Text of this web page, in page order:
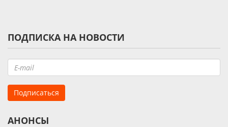
ПОДПИСКА НА НОВОСТИ
АНОНСЫ